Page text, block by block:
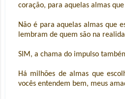
coração, para aquelas almas
Não é para aquelas almas que
lembram de quem são na
SIM, a chama do impulso
Há milhões de almas que
vocês entendem bem, meus